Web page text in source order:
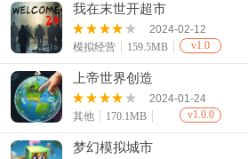
我在末世开超市
2024-02-12
模拟经营
159.5MB v1.0
上帝世界创造
2024-01-24
其他
170.1MB v1.0.0
梦幻模拟城市